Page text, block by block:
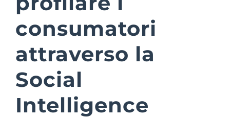
Suite Login
consumatori
attraverso la
Social
Intelligence